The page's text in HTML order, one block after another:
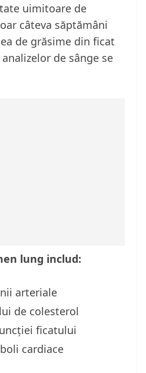
uimitoare de
câteva săptămâni
de grăsime din ficat
de sânge se
lung includ:
arteriale
de colesterol
ficatului
cardiace